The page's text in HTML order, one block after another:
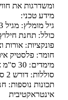
ומשדרגות את
מידע טכני:
גיל מומלץ: מגיל 3 ומעלה
כולל: תחנת
פונקציות: אורות
חומר: פלסטיק
מימדים: 30 ס"מ אורך
סוללות: דורש 2 סוללות AAA (לא כלולות)
תכונות נוספות:
אינטראקטיבית